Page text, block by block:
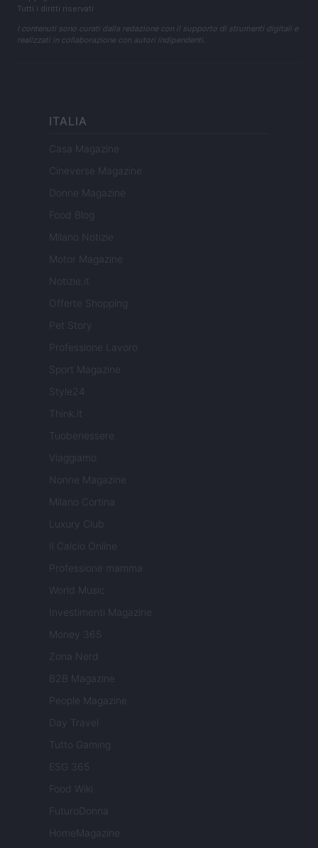
Tutti i diritti riservati
I contenuti sono curati dalla redazione con il supporto di strumenti digitali e
realizzati in collaborazione con autori indipendenti.
ITALIA
Casa Magazine
Cineverse Magazine
Donne Magazine
Food Blog
Milano Notizie
Motor Magazine
Notizie.it
Offerte Shopping
Pet Story
Professione Lavoro
Sport Magazine
Style24
Think.it
Tuobenessere
Viaggiamo
Nonne Magazine
Milano Cortina
Luxury Club
Il Calcio Online
Professione mamma
World Music
Investimenti Magazine
Money 365
Zona Nerd
B2B Magazine
People Magazine
Day Travel
Tutto Gaming
ESG 365
Food Wiki
FuturoDonna
HomeMagazine